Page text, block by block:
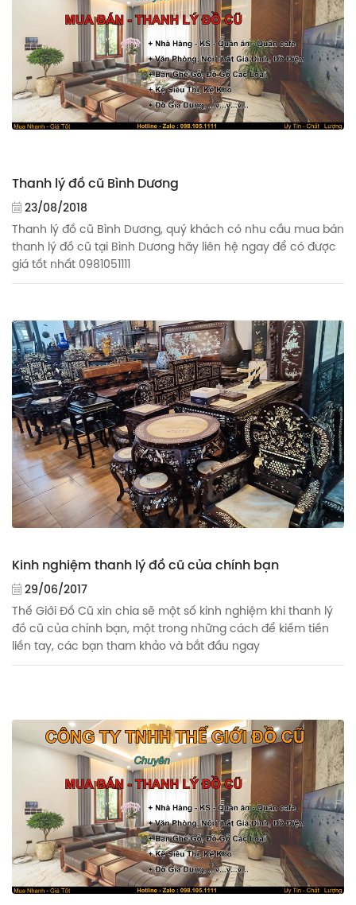
Thanh lý đồ cũ Bình Dương
23/08/2018
Thanh lý đồ cũ Bình Dương, quý khách có nhu cầu mua bán
thanh lý đồ cũ tại Bình Dương hãy liên hệ ngay để có được
giá tốt nhất 0981051111
Kinh nghiệm thanh lý đồ cũ của chính bạn
29/06/2017
Thế Giới Đồ Cũ xin chia sẽ một số kinh nghiệm khi thanh lý
đồ cũ của chính bạn, một trong những cách để kiếm tiền
liền tay, các bạn tham khảo và bắt đầu ngay